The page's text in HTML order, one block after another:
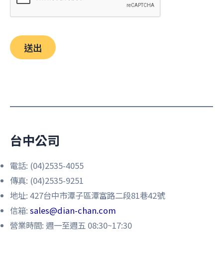
送出
台中公司
電話: (04)2535-4055
傳真: (04)2535-9251
地址: 427台中市潭子區潭富路二段81巷42號
信箱: sales@dian-chan.com
營業時間: 週一至週五 08:30~17:30